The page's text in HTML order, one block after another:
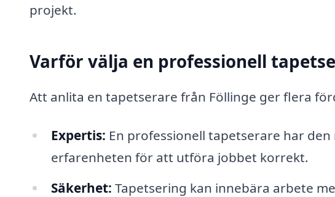
projekt.
Varför välja en professionell
Att anlita en tapetserare från Föllinge ger flera
Expertis: En professionell tapetserare har
erfarenheten för att utföra jobbet korrekt.
Säkerhet: Tapetsering kan innebära arbete